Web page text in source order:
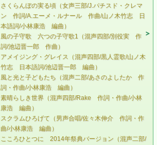
さくらんぼの実る頃（女声三部/J.パチスド・クレマ
ン 作詞/A.エーメ・ルナール 作曲/山ノ木竹志 日
本語詞/小林康浩 編曲）
風の子守歌 六つの子守歌1（混声四部/別役実 作
詞/池辺晋一郎 作曲）
アメイジング・グレイス（混声四部/黒人霊歌/山ノ木
竹志 日本語詞/池辺晋一郎 編曲）
風と光と子どもたち（混声二部/あさのよしたか 作
詞・作曲/小林康浩 編曲）
素晴らしき世界（混声四部/Rake 作詞・作曲/小林
康浩 編曲）
スクラムひろげて（男声合唱/佐々木伸介 作詞・作
曲/小林康浩 編曲）
こころひとつに 2014年祭典バージョン（混声二部/